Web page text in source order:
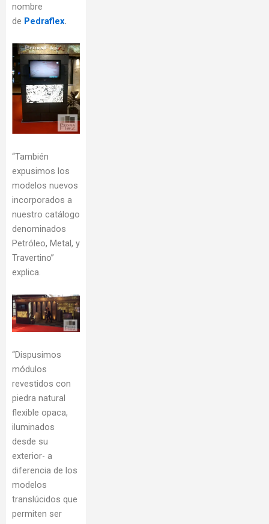
nombre
de Pedraflex.
“También
expusimos los
modelos nuevos
incorporados a
nuestro catálogo
denominados
Petróleo, Metal, y
Travertino”
explica.
“Dispusimos
módulos
revestidos con
piedra natural
flexible opaca,
iluminados
desde su
exterior- a
diferencia de los
modelos
translúcidos que
permiten ser